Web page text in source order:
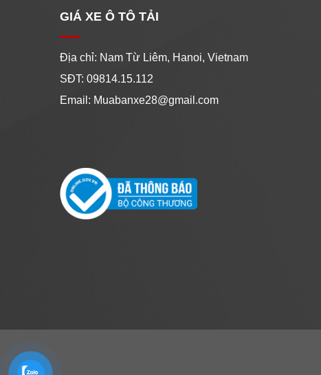
GIÁ XE Ô TÔ TẢI
Địa chỉ: Nam Từ Liêm, Hanoi, Vietnam
SĐT: 09814.15.112
Email: Muabanxe28@gmail.com